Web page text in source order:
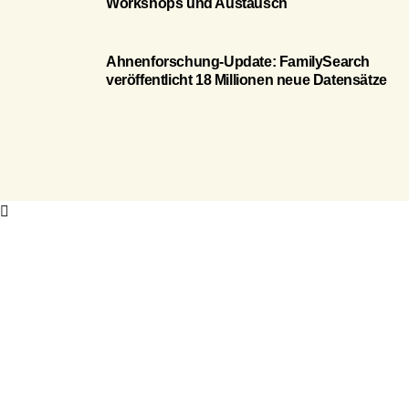
Workshops und Austausch
Ahnenforschung-Update: FamilySearch
veröffentlicht 18 Millionen neue Datensätze